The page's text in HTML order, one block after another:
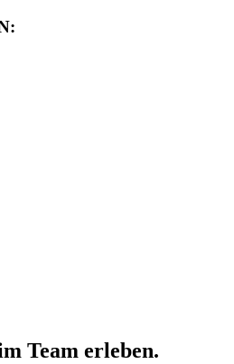
Team erleben.